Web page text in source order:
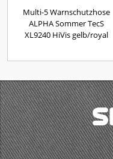
Multi-5 Warnschutzhose
ALPHA Sommer TecS
XL9240 HiVis gelb/royal